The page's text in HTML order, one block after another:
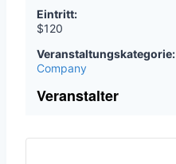
Eintritt:
$120
Veranstaltungskategorie:
Company
Veranstalter